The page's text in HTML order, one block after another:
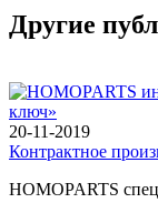
Другие
20-11-2019
Контрактное
HOMOPARTS